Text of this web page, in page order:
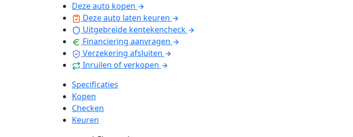
Deze auto kopen
Deze auto laten keuren
Uitgebreide kentekencheck
Financiering aanvragen
Verzekering afsluiten
Inruilen of verkopen
Specificaties
Kopen
Checken
Keuren